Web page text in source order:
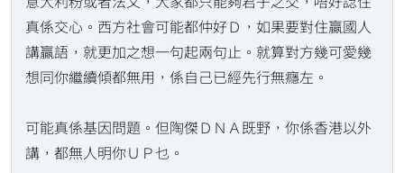
真係交心。西方社會可能都仲好Ｄ，如果要對住贏國人
講贏語，就更加之想一句起兩句止。就算對方幾可愛幾
想同你繼續傾都無用，係自己已經先行無癮左。
可能真係基因問題。但陶傑ＤＮＡ既野，你係香港以外
講，都無人明你ＵＰ乜。